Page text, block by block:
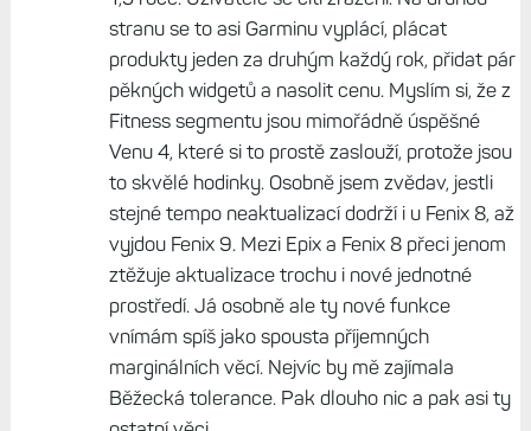
Mirex, 23. Únor 2026, 09:30
Já většinou takové nutkání mám, po záruce se
dívat na to, kam dál. Držím se ale spíš ve
střední cenové třídě. Ale chápu, že možná lepší
strategie je prostě koupit top model za 20+k a
nechat si ho třeba 5 let. Potom chápu tu nevoli,
když Garmin opustí podporu nových funkcí po
1,5 roce. Uživatelé se cítí zrazeni. Na druhou
stranu se to asi Garminu vyplácí, plácat
produkty jeden za druhým každý rok, přidat pár
pěkných widgetů a nasolit cenu. Myslím si, že z
Fitness segmentu jsou mimořádně úspěšné